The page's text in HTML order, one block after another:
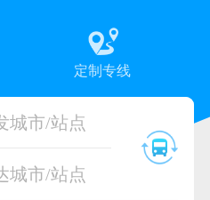
定制专线
城市/站点
城市/站点